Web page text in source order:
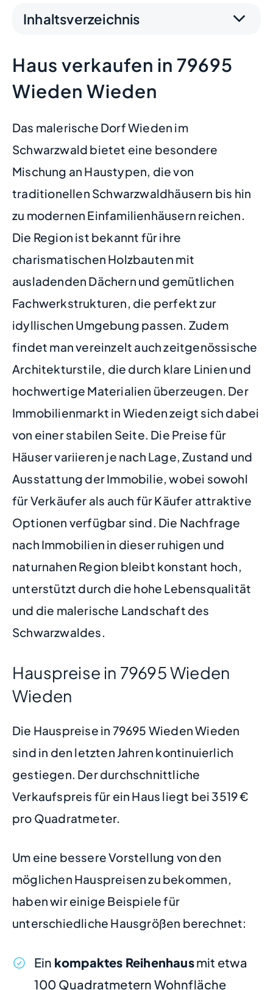
Inhaltsverzeichnis
Haus verkaufen in 79695
Wieden Wieden
Das malerische Dorf Wieden im
Schwarzwald bietet eine besondere
Mischung an Haustypen, die von
traditionellen Schwarzwaldhäusern bis hin
zu modernen Einfamilienhäusern reichen.
Die Region ist bekannt für ihre
charismatischen Holzbauten mit
ausladenden Dächern und gemütlichen
Fachwerkstrukturen, die perfekt zur
idyllischen Umgebung passen. Zudem
findet man vereinzelt auch zeitgenössische
Architekturstile, die durch klare Linien und
hochwertige Materialien überzeugen. Der
Immobilienmarkt in Wieden zeigt sich dabei
von einer stabilen Seite. Die Preise für
Häuser variieren je nach Lage, Zustand und
Ausstattung der Immobilie, wobei sowohl
für Verkäufer als auch für Käufer attraktive
Optionen verfügbar sind. Die Nachfrage
nach Immobilien in dieser ruhigen und
naturnahen Region bleibt konstant hoch,
unterstützt durch die hohe Lebensqualität
und die malerische Landschaft des
Schwarzwaldes.
Hauspreise in 79695 Wieden
Wieden
Die Hauspreise in 79695 Wieden Wieden
sind in den letzten Jahren kontinuierlich
gestiegen. Der durchschnittliche
Verkaufspreis für ein Haus liegt bei 3519 €
pro Quadratmeter.
Um eine bessere Vorstellung von den
möglichen Hauspreisen zu bekommen,
haben wir einige Beispiele für
unterschiedliche Hausgrößen berechnet:
Ein kompaktes Reihenhausmit etwa
100 Quadratmetern Wohnfläche